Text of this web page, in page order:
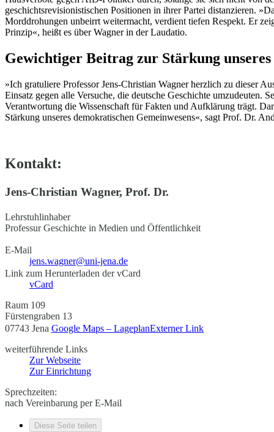
geschichtsrevisionistischen Positionen in ihrer Partei distanzieren.
Morddrohungen unbeirrt weitermacht, verdient tiefen Respekt. Er
Prinzip«, heißt es über Wagner in der Laudatio.
Gewichtiger Beitrag zur Stärkung
»Ich gratuliere Professor Jens-Christian Wagner herzlich zu dieser
Einsatz gegen alle Versuche, die deutsche Geschichte umzudeuten.
Verantwortung die Wissenschaft für Fakten und Aufklärung trägt.
Stärkung unseres demokratischen Gemeinwesens«, sagt Prof. Dr.
Kontakt:
Jens-Christian Wagner, Prof. Dr.
Lehrstuhlinhaber
Professur Geschichte in Medien und Öffentlichkeit
E-Mail
jens.wagner@uni-jena.de
Link zum Herunterladen der vCard
vCard
Raum 109
Fürstengraben 13
07743 Jena Google Maps – LageplanExterner Link
weiterführende Links
Zur Webseite
Zur Einrichtung
Sprechzeiten:
nach Vereinbarung per E-Mail
Diese Seite teilen